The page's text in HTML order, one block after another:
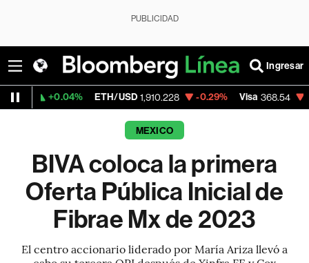
PUBLICIDAD
Ingresar
ETH/USD 1,910.228 -0.29% Visa 368.54 -0.28%
MEXICO
BIVA coloca la primera
Oferta Pública Inicial de
Fibrae Mx de 2023
El centro accionario liderado por María Ariza llevó a